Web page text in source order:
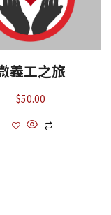
義工之旅
$50.00